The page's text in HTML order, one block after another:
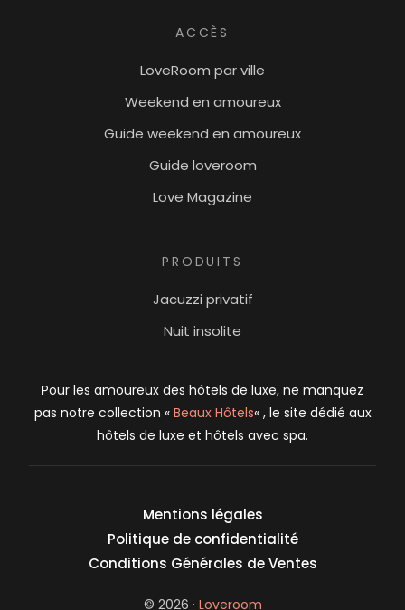
ACCÈS
LoveRoom par ville
Weekend en amoureux
Guide weekend en amoureux
Guide loveroom
Love Magazine
PRODUITS
Jacuzzi privatif
Nuit insolite
Pour les amoureux des hôtels de luxe, ne manquez
pas notre collection « Beaux Hôtels« , le site dédié aux
hôtels de luxe et hôtels avec spa.
Mentions légales
Politique de confidentialité
Conditions Générales de Ventes
© 2026 · Loveroom